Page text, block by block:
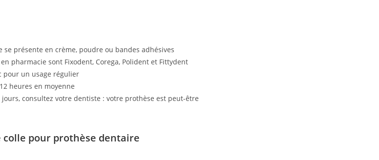
présente en crème, poudre ou bandes adhésives
pharmacie sont Fixodent, Corega, Polident et Fittydent
pour un usage régulier
heures en moyenne
consultez votre dentiste : votre prothèse est peut-être
pour prothèse dentaire